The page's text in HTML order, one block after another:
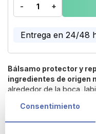
the
gallery
- +
Entrega en 24/48
Bálsamo protector y
ingredientes de origen
alrededor de la boca,
primera aplicación. Apto
pediátrica y
Consentimiento